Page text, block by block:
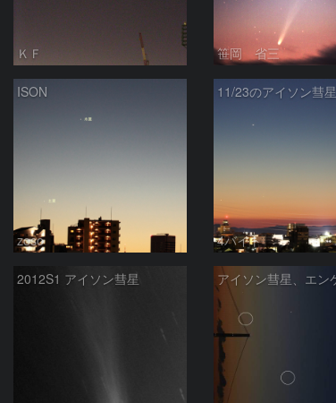
ＫＦ 笹岡 省三
ISON
zoso
11/23のアイソン彗星
4バイト
2012S1 アイソン彗星